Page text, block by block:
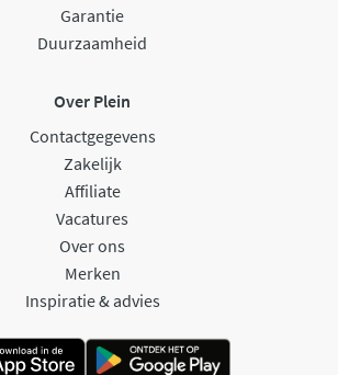
Garantie
Duurzaamheid
Over Plein
Contactgegevens
Zakelijk
Affiliate
Vacatures
Over ons
Merken
Inspiratie & advies